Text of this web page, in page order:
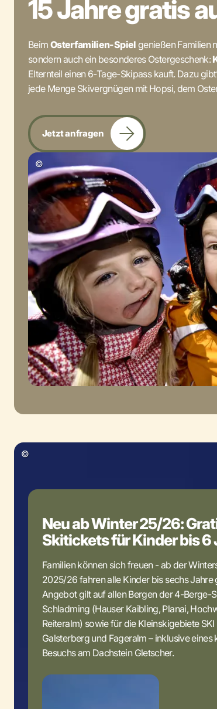
15 Jahre gratis
Beim Osterfamilien-Spiel genießen Familien
sondern auch ein besonderes Ostergeschenk:
Elternteil einen 6-Tage-Skipass kauft. Dazu
jede Menge Skivergnügen mit Hopsi, dem
Jetzt anfragen
©
Neu ab Winter 25/26:
Skitickets für Kinder bis 6
Familien können sich freuen - ab der
2025/26 fahren alle Kinder bis sechs Jahre
Angebot gilt auf allen Bergen der 4-Berge-
Schladming (Hauser Kaibling, Planai,
Reiteralm) sowie für die Kleinskigebiete SKI
Galsterberg und Fageralm – inklusive eines
Besuchs am Dachstein Gletscher.
©